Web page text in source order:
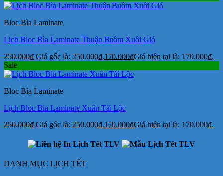
Bloc Bìa Laminate
Lịch Bloc Bìa Laminate Thuận Buồm Xuôi Gió
250.000₫ Giá gốc là: 250.000₫.170.000₫Giá hiện tại là: 170.000₫.
Sale
Bloc Bìa Laminate
Lịch Bloc Bìa Laminate Xuân Tài Lộc
250.000₫ Giá gốc là: 250.000₫.170.000₫Giá hiện tại là: 170.000₫.
DANH MỤC LỊCH TẾT